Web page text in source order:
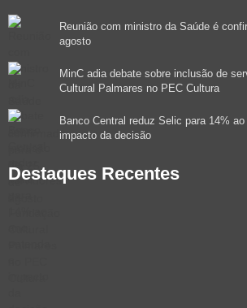
Reunião com ministro da Saúde é
agosto
MinC adia debate sobre inclusão de
Cultural Palmares no PEC Cultura
Banco Central reduz Selic para 14%
impacto da decisão
Destaques Recentes